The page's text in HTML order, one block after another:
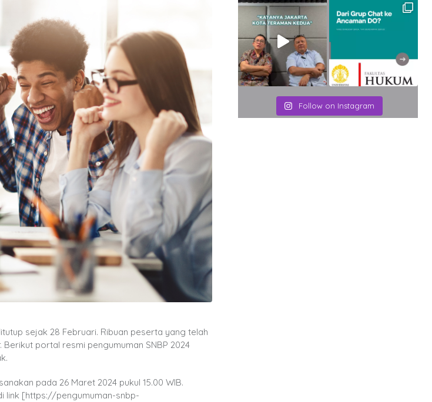
sejak 28 Februari. Ribuan peserta yang telah
portal resmi pengumuman SNBP 2024
pada 26 Maret 2024 pukul 15.00 WIB.
link [https://pengumuman-snbp-
Follow on Instagram